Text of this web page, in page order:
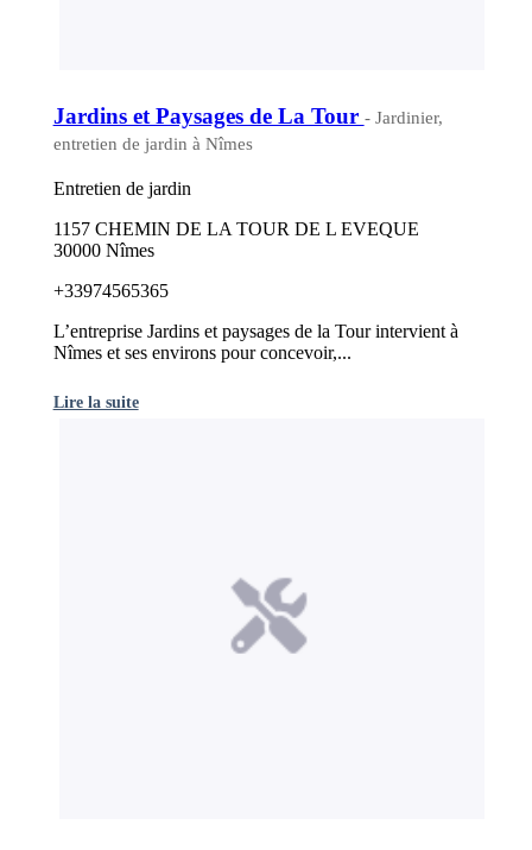
Jardins et Paysages de La Tour - Jardinier,
entretien de jardin à Nîmes
Entretien de jardin
1157 CHEMIN DE LA TOUR DE L EVEQUE
30000 Nîmes
+33974565365
L’entreprise Jardins et paysages de la Tour intervient à
Nîmes et ses environs pour concevoir,...
Lire la suite